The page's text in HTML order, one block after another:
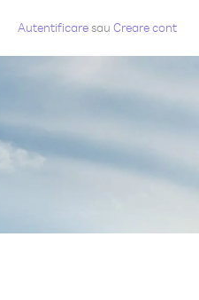
Autentificaresau Creare cont